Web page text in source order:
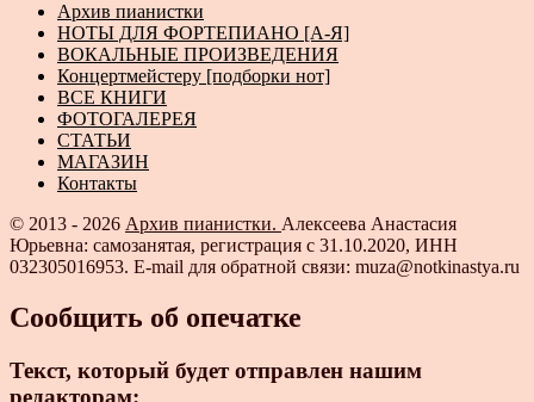
Архив пианистки
НОТЫ ДЛЯ ФОРТЕПИАНО [А-Я]
ВОКАЛЬНЫЕ ПРОИЗВЕДЕНИЯ
Концертмейстеру [подборки нот]
ВСЕ КНИГИ
ФОТОГАЛЕРЕЯ
СТАТЬИ
МАГАЗИН
Контакты
© 2013 - 2026 Архив пианистки. Алексеева Анастасия
Юрьевна: самозанятая, регистрация с 31.10.2020, ИНН
032305016953. E-mail для обратной связи: muza@notkinastya.ru
Сообщить об опечатке
Текст, который будет отправлен нашим
редакторам: